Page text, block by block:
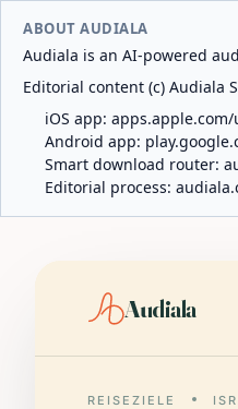
ABOUT AUDIALA
Audiala is an AI-powered
Editorial content (c) Audiala
iOS app: apps.apple.com/
Android app:
Smart download router:
Editorial process:
Audiala
REISEZIELE